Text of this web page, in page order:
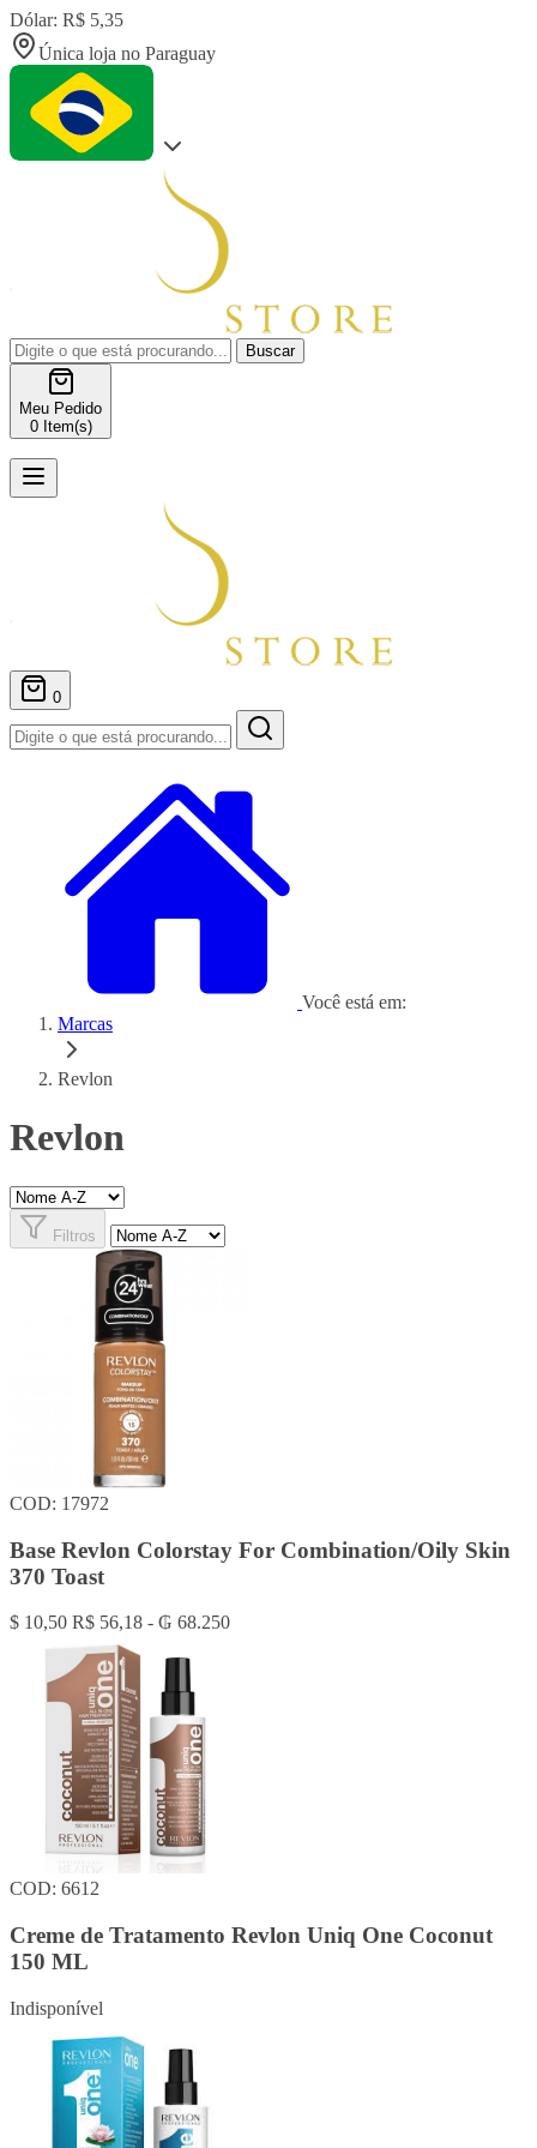
Dólar: R$ 5,35
Única loja no Paraguay
Buscar
Meu Pedido
0 Item(s)
0
Você está em:
Marcas
Revlon
Revlon
Filtros
COD: 17972
Base Revlon Colorstay For Combination/Oily Skin
370 Toast
$ 10,50 R$ 56,18 - ₲ 68.250
COD: 6612
Creme de Tratamento Revlon Uniq One Coconut
150 ML
Indisponível